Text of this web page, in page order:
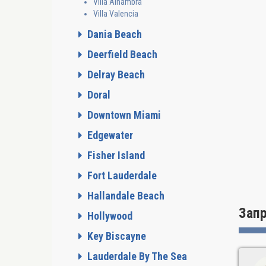
Villa Valencia
Dania Beach
Deerfield Beach
Delray Beach
Doral
Downtown Miami
Edgewater
Fisher Island
Fort Lauderdale
Hallandale Beach
Hollywood
Key Biscayne
Lauderdale By The Sea